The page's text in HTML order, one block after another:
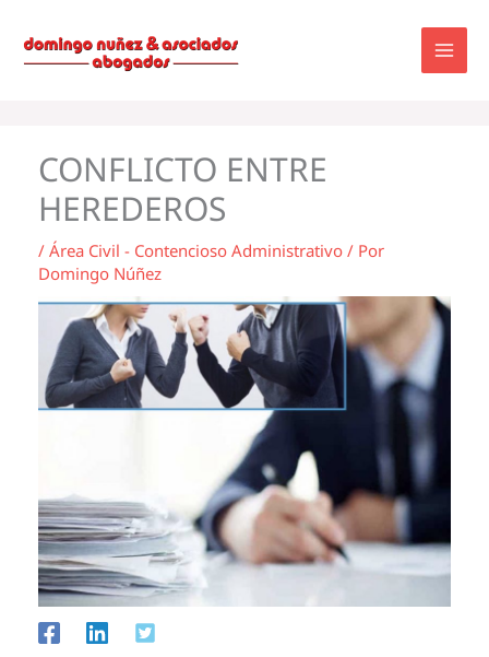
contenido
CONFLICTO ENTRE
HEREDEROS
/ Área Civil - Contencioso Administrativo / Por
Domingo Núñez